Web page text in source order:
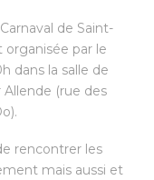
de Saint-
par le
dans la salle de
(rue des
rencontrer les
mais aussi et